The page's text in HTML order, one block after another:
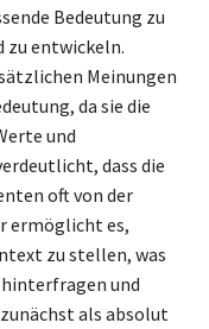
Bedeutung zu
zu entwickeln.
Meinungen
da sie die
und
dass die
oft von der
ermöglicht es,
zu stellen, was
und
als absolut